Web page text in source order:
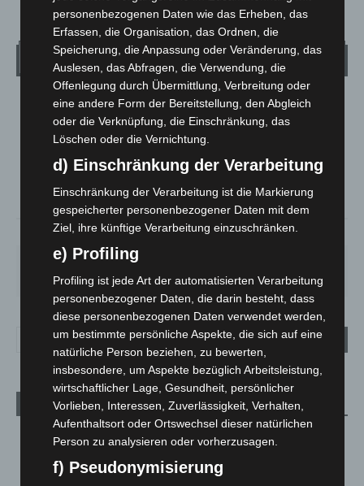
Wetter
LANGENHAGEN
Bedeckt
24.4°C
23.3 °
38% 4.9m/s 85%
DO.
25°
FR.
25° 26° 31° 35°
Aktuelle Beiträge
Region Hannover: 21 neue Notfallsanitäter starten beim
5. August 2026
personenbezogenen Daten wie das Erheben, das
Erfassen, die Organisation, das Ordnen, die
Speicherung, die Anpassung oder Veränderung, das
Auslesen, das Abfragen, die Verwendung, die
Offenlegung durch Übermittlung, Verbreitung oder
eine andere Form der Bereitstellung, den Abgleich
oder die Verknüpfung, die Einschränkung, das
Löschen oder die Vernichtung.
d) Einschränkung der Verarbeitung
Einschränkung der Verarbeitung ist die Markierung
gespeicherter personenbezogener Daten mit dem
Ziel, ihre künftige Verarbeitung einzuschränken.
e) Profiling
Profiling ist jede Art der automatisierten Verarbeitung
personenbezogener Daten, die darin besteht, dass
diese personenbezogenen Daten verwendet werden,
um bestimmte persönliche Aspekte, die sich auf eine
natürliche Person beziehen, zu bewerten,
insbesondere, um Aspekte bezüglich Arbeitsleistung,
wirtschaftlicher Lage, Gesundheit, persönlicher
Vorlieben, Interessen, Zuverlässigkeit, Verhalten,
Aufenthaltsort oder Ortswechsel dieser natürlichen
Person zu analysieren oder vorherzusagen.
f) Pseudonymisierung